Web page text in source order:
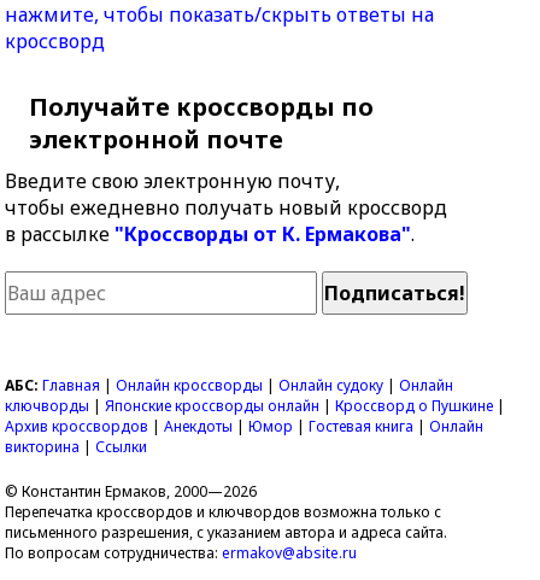
нажмите, чтобы показать/скрыть ответы на
кроссворд
Получайте кроссворды по
электронной почте
Введите свою электронную почту,
чтобы ежедневно получать новый кроссворд
в рассылке "Кроссворды от К. Ермакова".
АБС: Главная |Онлайн кроссворды |Онлайн судоку |Онлайн
ключворды |Японские кроссворды онлайн |Кроссворд о Пушкине |
Архив кроссвордов |Анекдоты |Юмор |Гостевая книга |Онлайн
викторина |Ссылки
© Константин Ермаков, 2000—2026
Перепечатка кроссвордов и ключвордов возможна только с
письменного разрешения, с указанием автора и адреса сайта.
По вопросам сотрудничества:ermakov@absite.ru